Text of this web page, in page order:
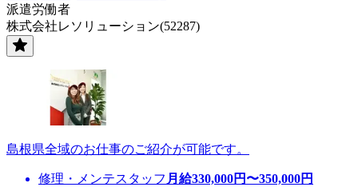
派遣労働者
株式会社レソリューション(52287)
島根県全域のお仕事のご紹介が可能です。
修理・メンテスタッフ 月給330,000円〜350,000円